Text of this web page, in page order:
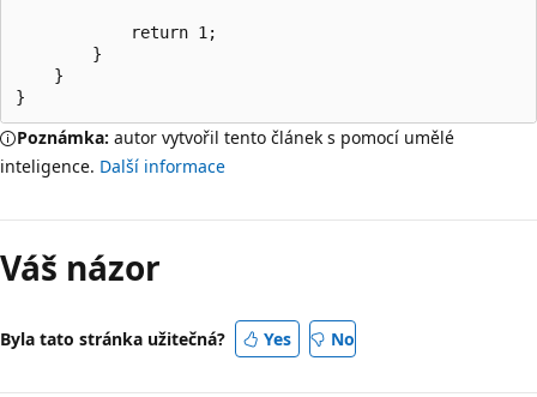
            return 1;
        }
    }
Poznámka: autor vytvořil tento článek s pomocí umělé
inteligence. Další informace
Váš názor
Byla tato stránka užitečná? Yes No